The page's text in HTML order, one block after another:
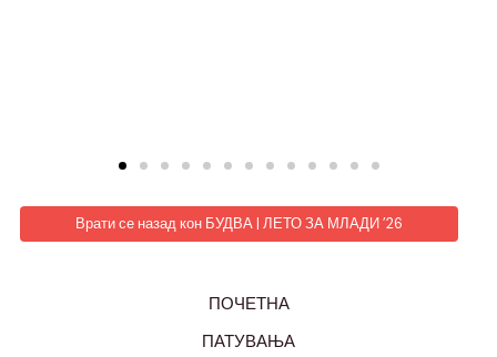
Врати се назад кон БУДВА | ЛЕТО ЗА МЛАДИ ’26
ПОЧЕТНА
ПАТУВАЊА